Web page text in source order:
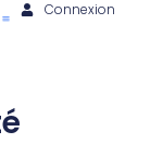
Connexion